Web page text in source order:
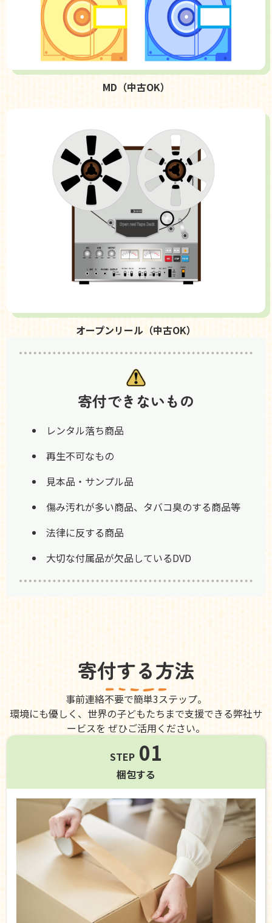
MD（中古OK）
オープンリール（中古OK）
寄付できないもの
レンタル落ち商品
再生不可なもの
見本品・サンプル品
傷み汚れが多い商品、タバコ臭のする商品等
法律に反する商品
大切な付属品が欠品しているDVD
寄付する方法
事前連絡不要で簡単3ステップ。
環境にも優しく、世界の子どもたちまで支援できる弊社サ
ービスを ぜひご活用ください。
STEP 01
梱包する